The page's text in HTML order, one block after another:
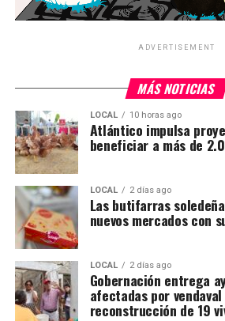
ADVERTISEMENT
MÁS NOTICIAS
LOCAL 10 horas ago
Atlántico impulsa
beneficiar a más de
LOCAL 2 días ago
Las butifarras
nuevos mercados con
LOCAL 2 días ago
Gobernación entrega
afectadas por
reconstrucción de 19